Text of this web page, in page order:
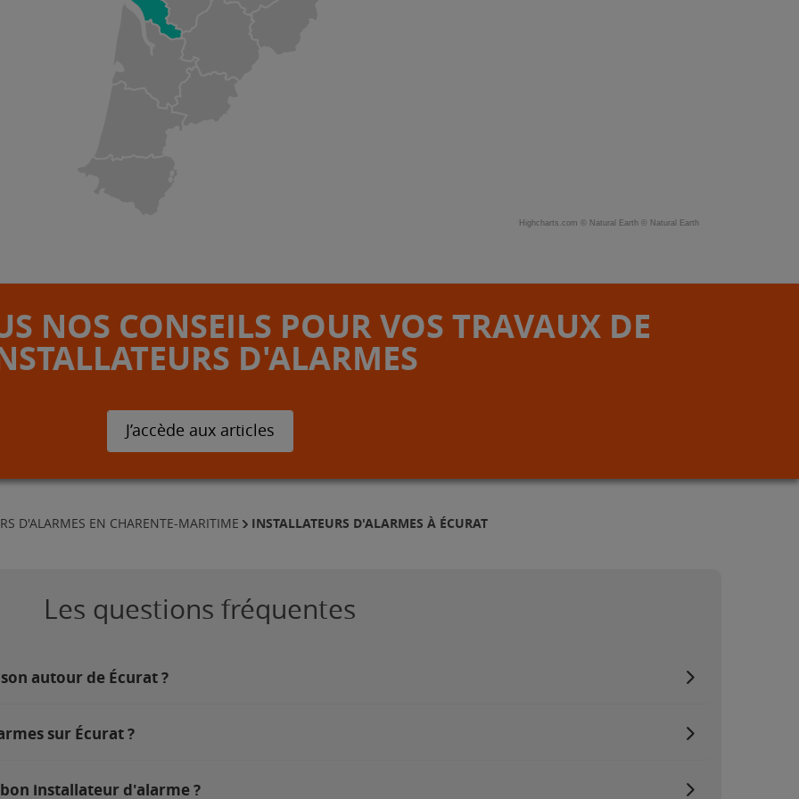
Highcharts.com © Natural Earth © Natural Earth
NOS CONSEILS POUR VOS TRAVAUX DE
D'ALARMES
J’accède aux articles
D'ALARMES EN CHARENTE-MARITIME INSTALLATEURS D'ALARMES À ÉCURAT
Les questions fréquentes
autour de Écurat ?
sur Écurat ?
installateur d'alarme ?